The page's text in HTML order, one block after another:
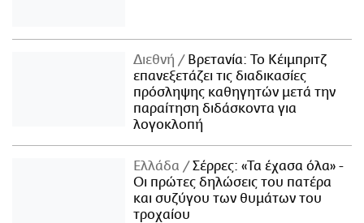
Διεθνή
Βρετανία: Το Κέιμπριτζ
επανεξετάζει τις διαδικασίες
πρόσληψης καθηγητών μετά την
παραίτηση διδάσκοντα για
λογοκλοπή
Ελλάδα
Σέρρες: «Τα έχασα όλα» -
Οι πρώτες δηλώσεις του πατέρα
και συζύγου των θυμάτων του
τροχαίου